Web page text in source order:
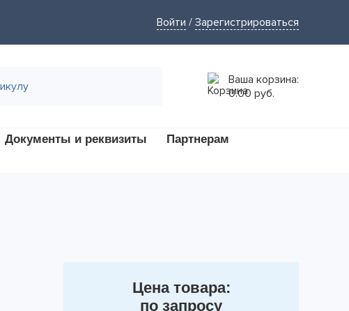
Войти / Зарегистрироваться
Ваша корзина:
0.00 руб.
Документы и реквизиты
Партнерам
Цена товара:
по запросу